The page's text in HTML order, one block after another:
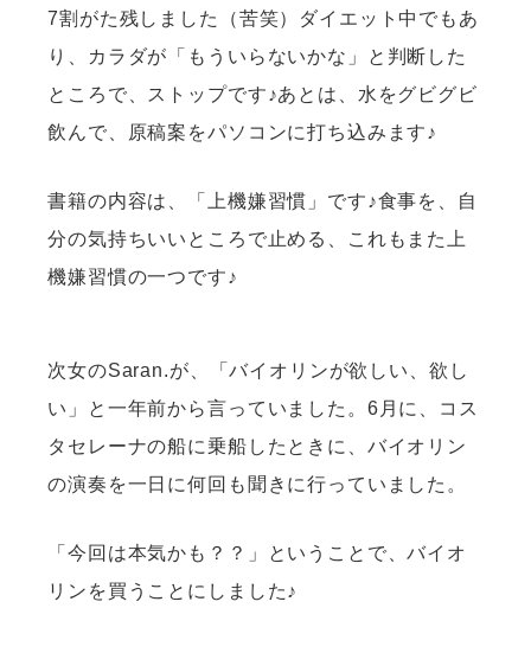
7割がた残しました（苦笑）ダイエット中でもあ
り、カラダが「もういらないかな」と判断した
ところで、ストップです♪あとは、水をグビグビ
飲んで、原稿案をパソコンに打ち込みます♪
書籍の内容は、「上機嫌習慣」です♪食事を、自
分の気持ちいいところで止める、これもまた上
機嫌習慣の一つです♪
次女のSaran.が、「バイオリンが欲しい、欲し
い」と一年前から言っていました。6月に、コス
タセレーナの船に乗船したときに、バイオリン
の演奏を一日に何回も聞きに行っていました。
「今回は本気かも？？」ということで、バイオ
リンを買うことにしました♪